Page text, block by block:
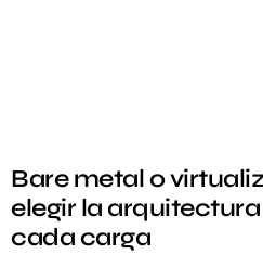
Bare metal o
elegir la
cada carga